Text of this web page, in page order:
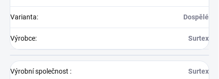
Varianta: Dospělé
Výrobce: Surtex
Výrobní společnost : Surtex